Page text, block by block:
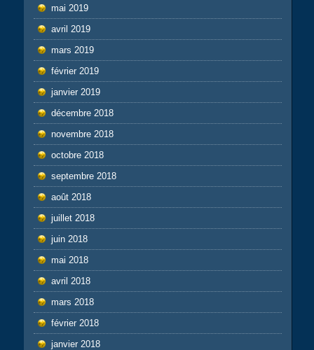
mai 2019
avril 2019
mars 2019
février 2019
janvier 2019
décembre 2018
novembre 2018
octobre 2018
septembre 2018
août 2018
juillet 2018
juin 2018
mai 2018
avril 2018
mars 2018
février 2018
janvier 2018